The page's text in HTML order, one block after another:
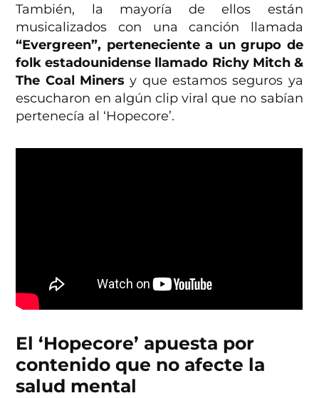
También, la mayoría de ellos están
musicalizados con una canción llamada
“Evergreen”, perteneciente a un grupo de
folk estadounidense llamado Richy Mitch &
The Coal Miners y que estamos seguros ya
escucharon en algún clip viral que no sabían
pertenecía al ‘Hopecore’.
El ‘Hopecore’ apuesta por
contenido que no afecte la
salud mental